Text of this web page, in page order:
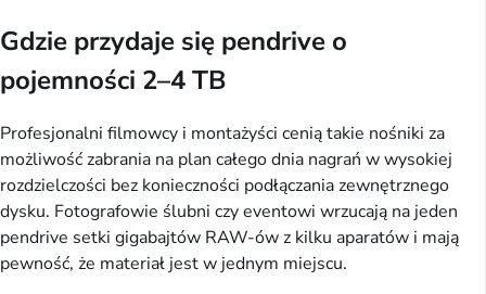
Gdzie przydaje się pendrive o
pojemności 2–4 TB
Profesjonalni filmowcy i montażyści cenią takie nośniki za
możliwość zabrania na plan całego dnia nagrań w wysokiej
rozdzielczości bez konieczności podłączania zewnętrznego
dysku. Fotografowie ślubni czy eventowi wrzucają na jeden
pendrive setki gigabajtów RAW-ów z kilku aparatów i mają
pewność, że materiał jest w jednym miejscu.